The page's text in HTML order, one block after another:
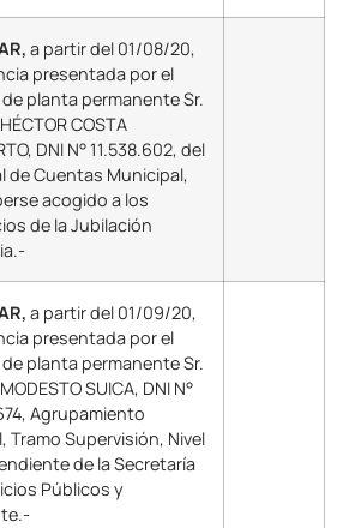
a partir del 01/08/20,
presentada por el
planta permanente Sr.
COSTA
DNI N° 11.538.602, del
de Cuentas Municipal,
acogido a los
de la Jubilación
a partir del 01/09/20,
presentada por el
planta permanente Sr.
SUICA, DNI N°
Agrupamiento
Tramo Supervisión, Nivel
de la Secretaría
Públicos y